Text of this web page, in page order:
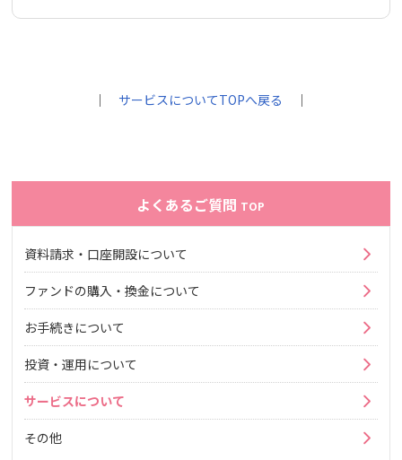
｜ サービスについてTOPへ戻る ｜
よくあるご質問 TOP
資料請求・口座開設について
ファンドの購入・換金について
お手続きについて
投資・運用について
サービスについて
その他